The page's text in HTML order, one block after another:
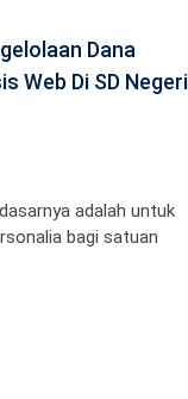
Dana
Web Di SD Negeri
adalah untuk
bagi satuan